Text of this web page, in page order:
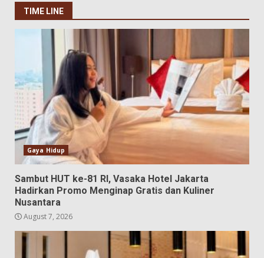
TIME LINE
Gaya Hidup
Sambut HUT ke-81 RI, Vasaka Hotel Jakarta
Hadirkan Promo Menginap Gratis dan Kuliner
Nusantara
August 7, 2026